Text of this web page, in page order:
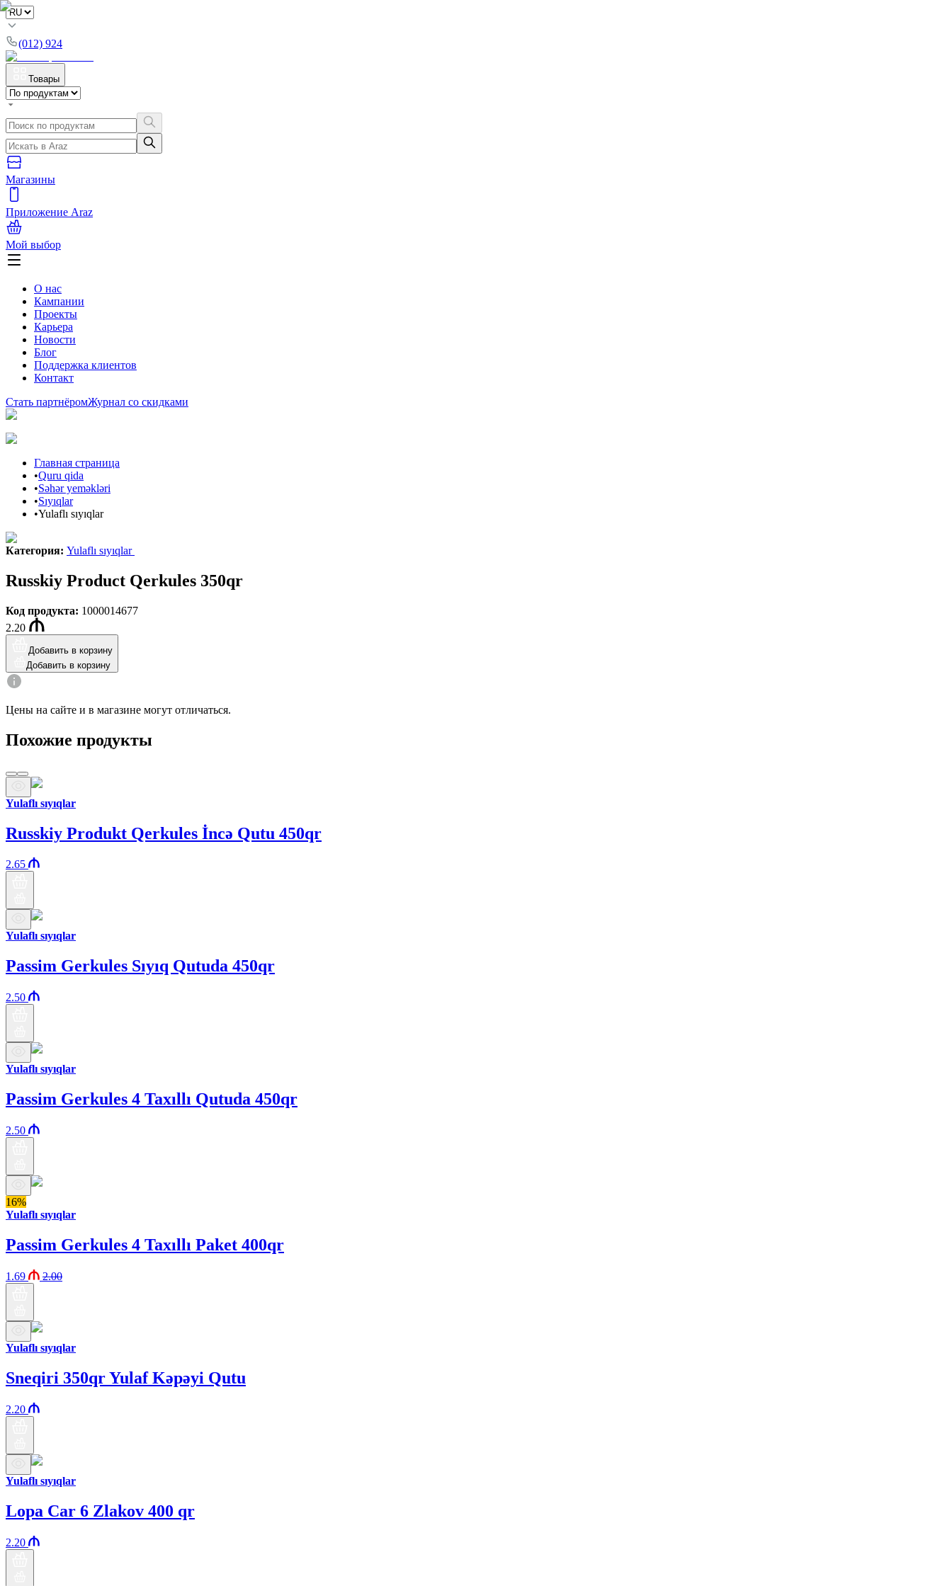
(012) 924
Товары
Магазины
Приложение Araz
Мой выбор
О нас
Кампании
Проекты
Карьера
Новости
Блог
Поддержка клиентов
Контакт
Стать партнёромЖурнал со скидками
Главная страница
•Quru qida
•Səhər yeməkləri
•Sıyıqlar
•Yulaflı sıyıqlar
Категория: Yulaflı sıyıqlar
Russkiy Product Qerkules 350qr
Код продукта: 1000014677
2.20
Добавить в корзину
Добавить в корзину
Цены на сайте и в магазине могут отличаться.
Похожие продукты
Yulaflı sıyıqlar
Russkiy Produkt Qerkules İncə Qutu 450qr
2.65
Yulaflı sıyıqlar
Passim Gerkules Sıyıq Qutuda 450qr
2.50
Yulaflı sıyıqlar
Passim Gerkules 4 Taxıllı Qutuda 450qr
2.50
16%
Yulaflı sıyıqlar
Passim Gerkules 4 Taxıllı Paket 400qr
1.69 2.00
Yulaflı sıyıqlar
Sneqiri 350qr Yulaf Kəpəyi Qutu
2.20
Yulaflı sıyıqlar
Lopa Car 6 Zlakov 400 qr
2.20